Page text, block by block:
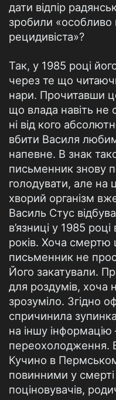
дати відпір
зробили «особливо
рецидивіста»?
Так, у 1985 році
через те що
нари. Прочитавши
що влада навіть не
ні від кого
вбити Василя
напевне. В знак
письменник знову
голодувати, але на
хворий організм
Василь Стус
в’язниці у 1985 році
років. Хоча смертю
письменник не
Його закатували.
для роздумів, хоча
зрозуміло. Згідно
спричинила
на іншу
переохолодження.
Кучино в
повинними у смерті
поціновувачів,